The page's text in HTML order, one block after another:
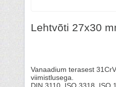
Lehtvõti 27x30
Vanaadium terasest
viimistlusega.